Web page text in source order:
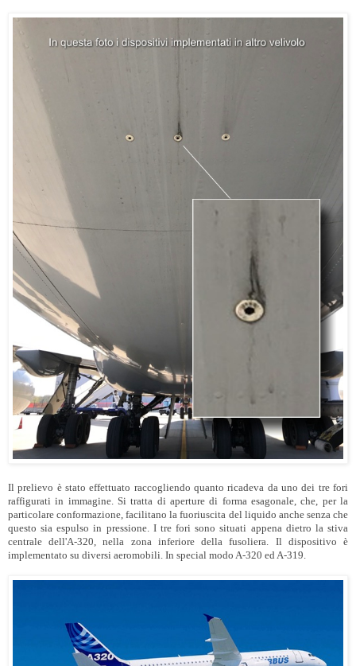
Il prelievo è stato effettuato raccogliendo quanto ricadeva da uno dei tre fori
raffigurati in immagine. Si tratta di aperture di forma esagonale, che, per la
particolare conformazione, facilitano la fuoriuscita del liquido anche senza che
questo sia espulso in pressione. I tre fori sono situati appena dietro la stiva
centrale dell'A-320, nella zona inferiore della fusoliera. Il dispositivo è
implementato su diversi aeromobili. In special modo A-320 ed A-319.